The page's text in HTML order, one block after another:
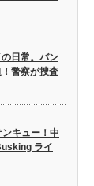
日常。バン
警察が捜査
キュー！中
ライ